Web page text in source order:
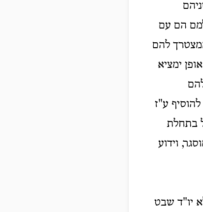
הם עם
להם
ימציא
ע"ז
בתחלת
וידוע
יו"ד שבט